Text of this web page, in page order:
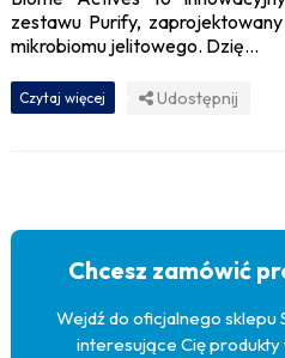
zestawu Purify,
mikrobiomu jelitowego. Dzię...
Czytaj więcej Udostępnij
Chcesz zamówić
Wejdź do oficjalnego sklepu
interesujące Cię produkty